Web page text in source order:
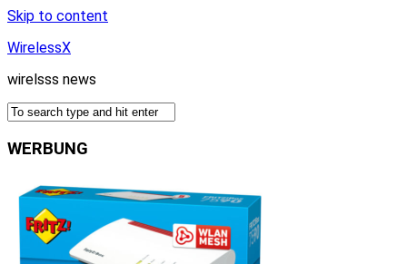
Skip to content
WirelessX
wirelsss news
WERBUNG